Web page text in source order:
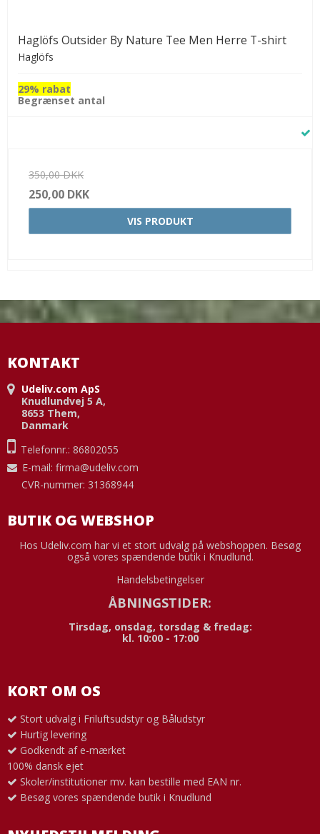
Haglöfs Outsider By Nature Tee Men Herre T-shirt
Haglöfs
29% rabat
Begrænset antal
350,00 DKK
250,00 DKK
VIS PRODUKT
KONTAKT
Udeliv.com ApS
Knudlundvej 5 A,
8653 Them,
Danmark
Telefonnr.: 86802055
E-mail: firma@udeliv.com
CVR-nummer: 31368944
BUTIK OG WEBSHOP
Hos Udeliv.com har vi et stort udvalg på webshoppen. Besøg
også vores spændende butik i Knudlund.
Handelsbetingelser
ÅBNINGSTIDER:
Tirsdag, onsdag, torsdag & fredag:
kl. 10:00 - 17:00
KORT OM OS
Stort udvalg i Friluftsudstyr og Båludstyr
Hurtig levering
Godkendt af e-mærket
100% dansk ejet
Skoler/institutioner mv. kan bestille med EAN nr.
Besøg vores spændende butik i Knudlund